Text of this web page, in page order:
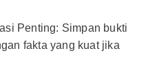
Penting: Simpan bukti
fakta yang kuat jika